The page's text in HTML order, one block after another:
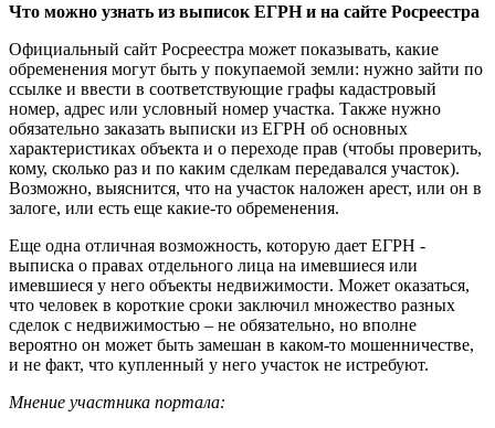
Что можно узнать из выписок ЕГРН и на сайте Росреестра
Официальный сайт Росреестра может показывать, какие
обременения могут быть у покупаемой земли: нужно зайти по
ссылке и ввести в соответствующие графы кадастровый
номер, адрес или условный номер участка. Также нужно
обязательно заказать выписки из ЕГРН об основных
характеристиках объекта и о переходе прав (чтобы проверить,
кому, сколько раз и по каким сделкам передавался участок).
Возможно, выяснится, что на участок наложен арест, или он в
залоге, или есть еще какие-то обременения.
Еще одна отличная возможность, которую дает ЕГРН -
выписка о правах отдельного лица на имевшиеся или
имевшиеся у него объекты недвижимости. Может оказаться,
что человек в короткие сроки заключил множество разных
сделок с недвижимостью – не обязательно, но вполне
вероятно он может быть замешан в каком-то мошенничестве,
и не факт, что купленный у него участок не истребуют.
Мнение участника портала: